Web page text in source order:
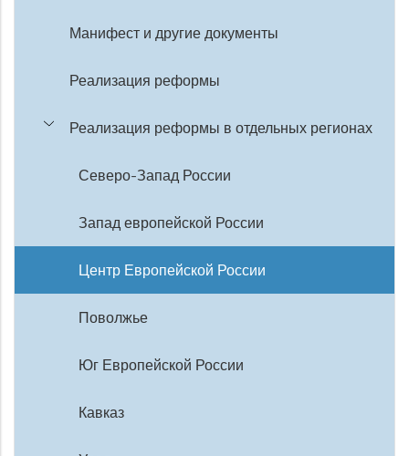
Манифест и другие документы
Реализация реформы
Реализация реформы в отдельных регионах
Северо-Запад России
Запад европейской России
Центр Европейской России
Поволжье
Юг Европейской России
Кавказ